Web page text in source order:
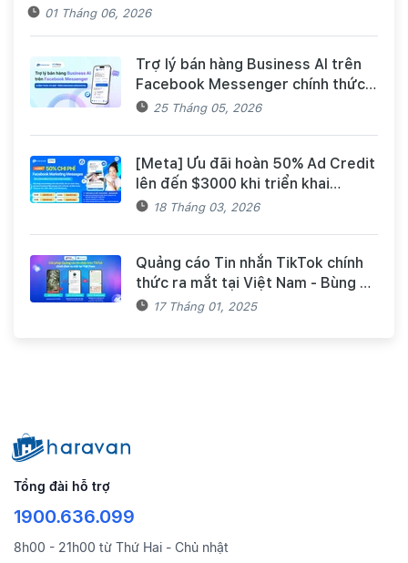
nghiệp tiếp cận nguồn vốn và quản lý thuế,
hóa đơn điện tử hiệu quả
01 Tháng 06, 2026
Trợ lý bán hàng Business AI trên
Facebook Messenger chính thức
có mặt trên Haravan Harasocial
25 Tháng 05, 2026
[Meta] Ưu đãi hoàn 50% Ad Credit
lên đến $3000 khi triển khai
Facebook Marketing Messages
18 Tháng 03, 2026
Quảng cáo Tin nhắn TikTok chính
thức ra mắt tại Việt Nam - Bùng nổ
doanh số mùa Tết cùng TikTok và
17 Tháng 01, 2025
Tổng đài hỗ trợ
1900.636.099
8h00 - 21h00 từ Thứ Hai - Chủ nhật